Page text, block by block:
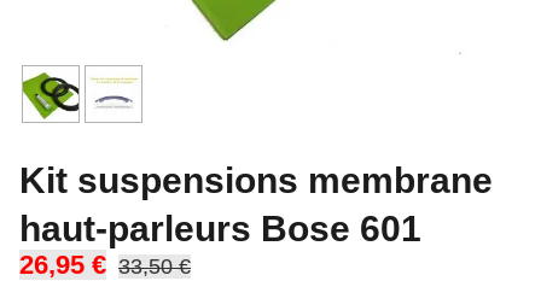
Kit suspensions membrane
haut-parleurs Bose 601
26,95 € 33,50 €